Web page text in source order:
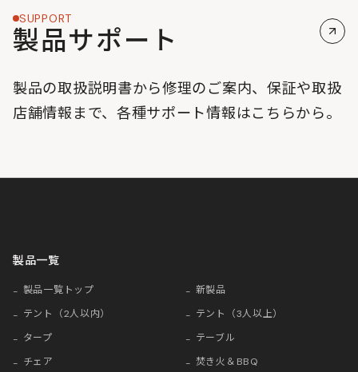
SUPPORT
製品サポート
製品の取扱説明書から修理のご案内、保証や取扱
店舗情報まで、各種サポート情報はこちらから。
製品一覧
製品一覧トップ
新製品
テント（2人以内）
テント（3人以上）
タープ
テーブル
チェア
焚き火＆BBQ